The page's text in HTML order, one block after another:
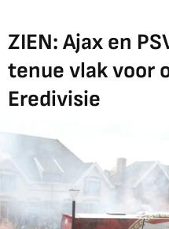
ZIEN: Ajax en
tenue vlak voor
Eredivisie